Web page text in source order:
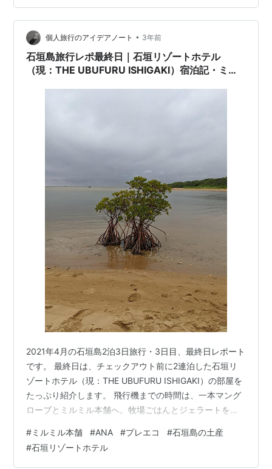
ションの中でジェラート＆食事を頂くことができます😊
mirumiru.okinawa 石垣空…
個人旅行のアイデアノート • 3年前
石垣島旅行レポ最終日｜石垣リゾートホテル
（現：THE UBUFURU ISHIGAKI）宿泊記・ミル
2021年4月の石垣島2泊3日旅行・3日目、最終日レポート
です。 最終日は、チェックアウト前に2連泊した石垣リ
ゾートホテル（現：THE UBUFURU ISHIGAKI）の部屋を
たっぷり紹介します。 飛行機までの時間は、一本マング
ローブとミルミル本舗へ。牧場ごはんとジェラートを楽
ーも体験しました。 💡 石垣島旅行全体の予算やホテル選
びを知りたい方へ。旅行費用・気候・離島観光・ホテル
#ミルミル本舗 #ANA #プレエコ #石垣島の土産
#石垣リゾートホテル